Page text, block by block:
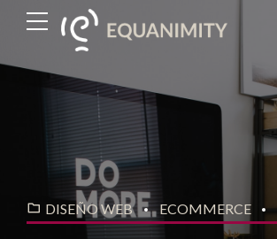
DISEÑO WEB ECOMMERCE